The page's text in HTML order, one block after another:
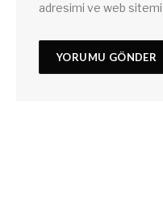
adresimi ve web sitemi